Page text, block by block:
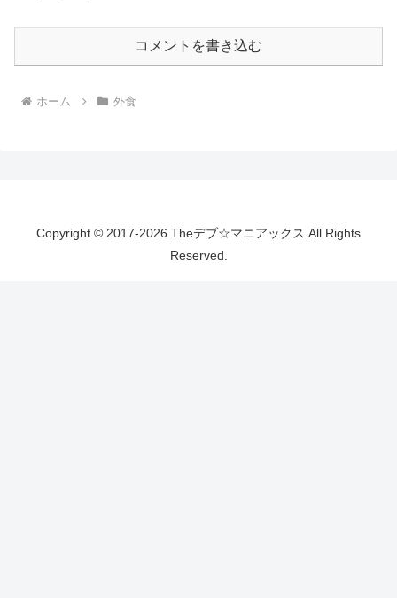
コメントを書き込む
ホーム 外食
Copyright © 2017-2026 Theデブ☆マニアックス All Rights
Reserved.